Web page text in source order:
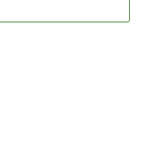
で、デバイスを冷却